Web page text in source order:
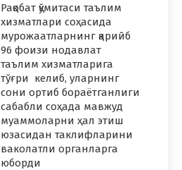
Рақобат қўмитаси таълим
хизматлари соҳасида
мурожаатларнинг қарийб
96 фоизи нодавлат
таълим хизматларига
тўғри келиб, уларнинг
сони ортиб бораётганлиги
сабабли соҳада мавжуд
муаммоларни ҳал этиш
юзасидан таклифларини
ваколатли органларга
юборди